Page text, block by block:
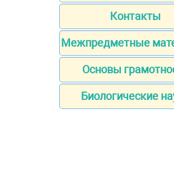
Контакты
Межпредметные
Основы
Биологические